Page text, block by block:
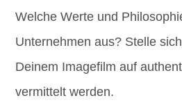
Welche Werte und
Unternehmen aus? Stelle
Deinem Imagefilm auf
vermittelt werden.